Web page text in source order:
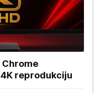
Chrome
reprodukciju